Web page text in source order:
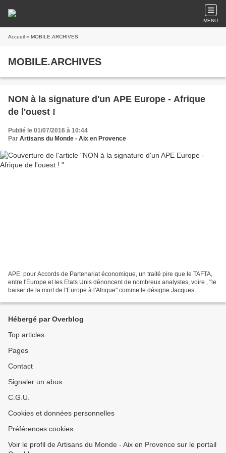
MENU
Accueil » MOBILE.ARCHIVES
MOBILE.ARCHIVES
NON à la signature d'un APE Europe - Afrique
de l'ouest !
Publié le 01/07/2016 à 10:44
Par Artisans du Monde - Aix en Provence
APE: pour Accords de Partenariat économique, un traité pire que le TAFTA,
entre l'Europe et les Etats Unis dénoncent de nombreux analystes, voire , "le
baiser de la mort de l'Europe à l'Afrique" comme le désigne Jacques
Hébergé par Overblog
Top articles
Pages
Contact
Signaler un abus
C.G.U.
Cookies et données personnelles
Préférences cookies
Voir le profil de Artisans du Monde - Aix en Provence sur le portail